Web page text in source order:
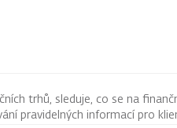
trhů, sleduje, co se na
pravidelných informací pro